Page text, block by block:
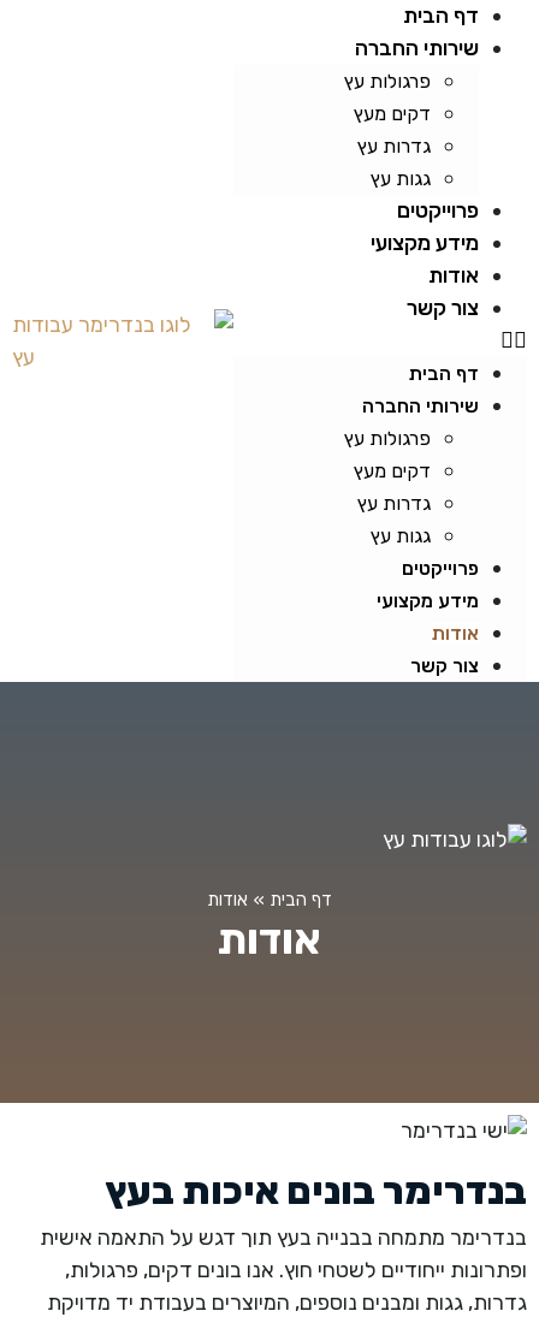
דף הבית
שירותי החברה
פרגולות עץ
דקים מעץ
גדרות עץ
גגות עץ
פרוייקטים
מידע מקצועי
אודות
צור קשר
דף הבית
שירותי החברה
פרגולות עץ
דקים מעץ
גדרות עץ
גגות עץ
פרוייקטים
מידע מקצועי
אודות
צור קשר
דף הבית » אודות
אודות
בנדרימר בונים איכות בעץ
בנדרימר מתמחה בבנייה בעץ תוך דגש על התאמה אישית
ופתרונות ייחודיים לשטחי חוץ. אנו בונים דקים, פרגולות,
גדרות, גגות ומבנים נוספים, המיוצרים בעבודת יד מדויקת